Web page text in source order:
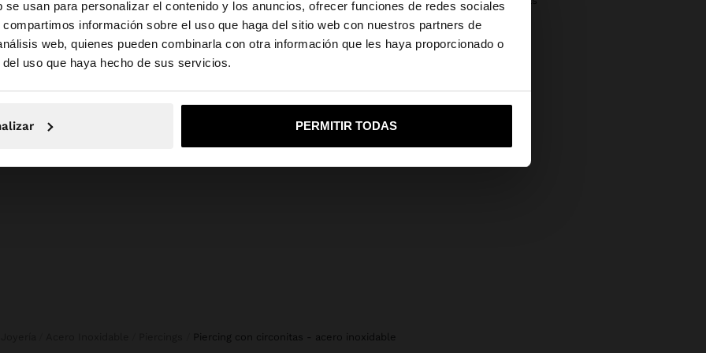
usan para personalizar el contenido y los anuncios, ofrecer funciones de redes sociales
información sobre el uso que haga del sitio web con nuestros partners de
web, quienes pueden combinarla con otra información que les haya proporcionado o
uso que haya hecho de sus servicios.
PERMITIR TODAS
web de España. ¿Quieres ir a la web de United States?
No, continuar en la web de España Sí, llévame a United States
inoxidable
seguridad,
estos accesorios
como
o
mosquetón.
por su
Perfectos para
Composición: 90% Acero inoxidable,
10% Circonio
Pago seguro
piercing con circonitas - acero inoxidable